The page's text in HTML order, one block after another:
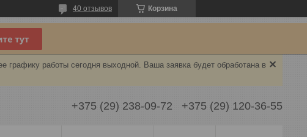
Корзина
40 отзывов
графику работы сегодня выходной. Ваша заявка будет обработана в
+375 (29) 238-09-72 +375 (29) 120-36-55